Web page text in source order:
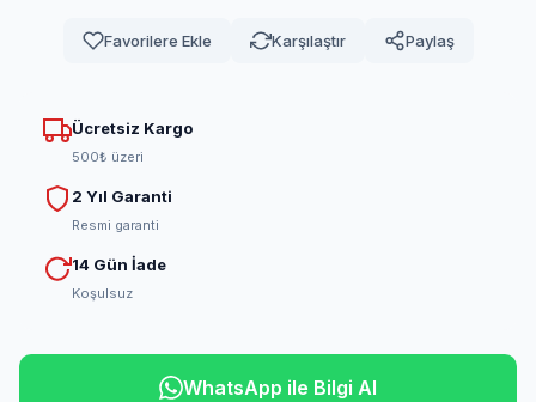
Favorilere Ekle Karşılaştır Paylaş
Ücretsiz Kargo
500₺ üzeri
2 Yıl Garanti
Resmi garanti
14 Gün İade
Koşulsuz
WhatsApp ile Bilgi Al